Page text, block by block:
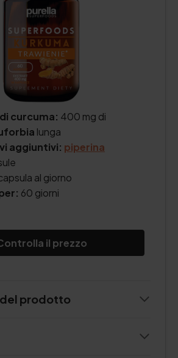
curcuma: 400 mg di
lunga
aggiuntivi: piperina
al giorno
60 giorni
il prezzo
prodotto